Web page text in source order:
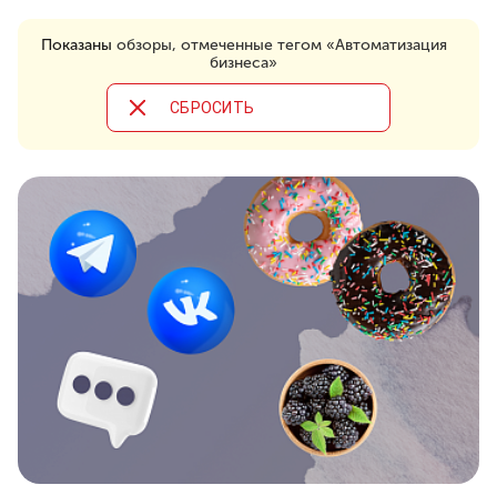
Показаны обзоры, отмеченные тегом «Автоматизация
бизнеса»
CБРОСИТЬ